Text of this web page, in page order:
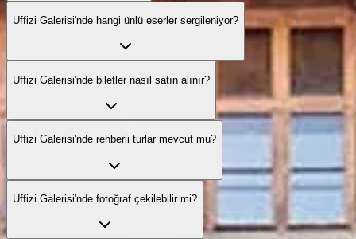
Uffizi Galerisi'nde hangi ünlü eserler sergileniyor?
Uffizi Galerisi'nde biletler nasıl satın alınır?
Uffizi Galerisi'nde rehberli turlar mevcut mu?
Uffizi Galerisi'nde fotoğraf çekilebilir mi?